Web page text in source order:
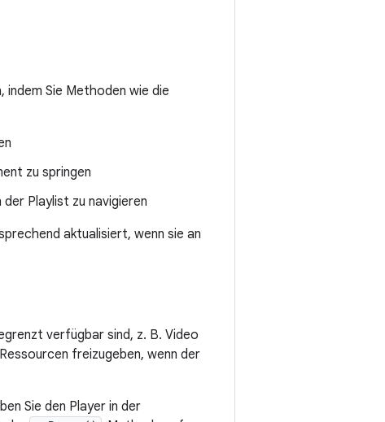
Sie Methoden wie die
zu springen
der Playlist zu navigieren
aktualisiert, wenn sie an
verfügbar sind, z. B. Video
freizugeben, wenn der
Sie den Player in der